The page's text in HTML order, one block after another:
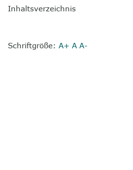
Inhaltsverzeichnis
Schriftgröße: A+ A A-